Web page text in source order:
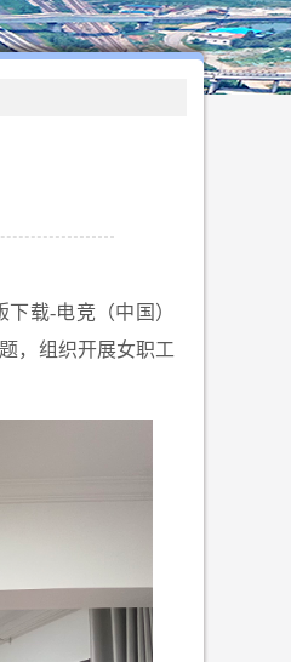
载-电竞（中国）
，组织开展女职工